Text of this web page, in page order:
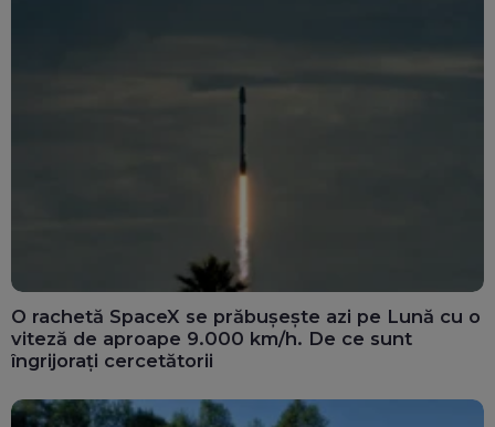
O rachetă SpaceX se prăbușește azi pe Lună cu o
viteză de aproape 9.000 km/h. De ce sunt
îngrijorați cercetătorii